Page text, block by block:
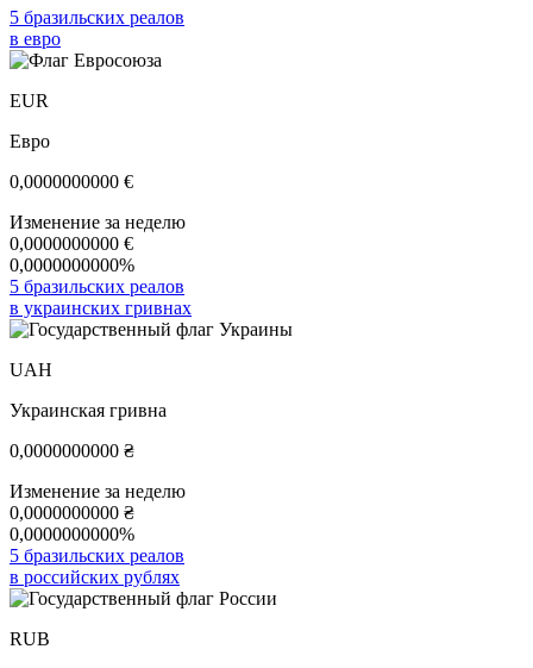
5 бразильских реалов
в евро
EUR
Евро
0,0000000000 €
Изменение за неделю
0,0000000000 €
0,0000000000%
5 бразильских реалов
в украинских гривнах
UAH
Украинская гривна
0,0000000000 ₴
Изменение за неделю
0,0000000000 ₴
0,0000000000%
5 бразильских реалов
в российских рублях
RUB